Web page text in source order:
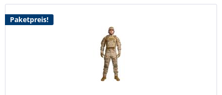
Paketpreis!